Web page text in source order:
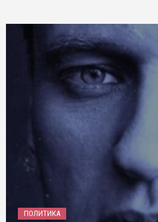
ПОЛИТИКА